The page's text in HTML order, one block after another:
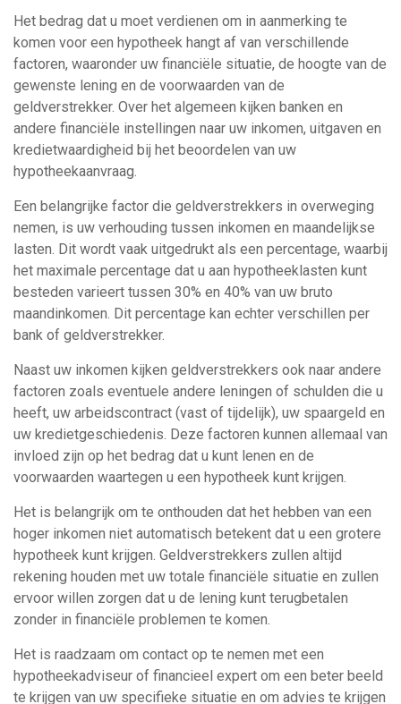
Het bedrag dat u moet verdienen om in aanmerking te
komen voor een hypotheek hangt af van verschillende
factoren, waaronder uw financiële situatie, de hoogte van de
gewenste lening en de voorwaarden van de
geldverstrekker. Over het algemeen kijken banken en
andere financiële instellingen naar uw inkomen, uitgaven en
kredietwaardigheid bij het beoordelen van uw
hypotheekaanvraag.
Een belangrijke factor die geldverstrekkers in overweging
nemen, is uw verhouding tussen inkomen en maandelijkse
lasten. Dit wordt vaak uitgedrukt als een percentage, waarbij
het maximale percentage dat u aan hypotheeklasten kunt
besteden varieert tussen 30% en 40% van uw bruto
maandinkomen. Dit percentage kan echter verschillen per
bank of geldverstrekker.
Naast uw inkomen kijken geldverstrekkers ook naar andere
factoren zoals eventuele andere leningen of schulden die u
heeft, uw arbeidscontract (vast of tijdelijk), uw spaargeld en
uw kredietgeschiedenis. Deze factoren kunnen allemaal van
invloed zijn op het bedrag dat u kunt lenen en de
voorwaarden waartegen u een hypotheek kunt krijgen.
Het is belangrijk om te onthouden dat het hebben van een
hoger inkomen niet automatisch betekent dat u een grotere
hypotheek kunt krijgen. Geldverstrekkers zullen altijd
rekening houden met uw totale financiële situatie en zullen
ervoor willen zorgen dat u de lening kunt terugbetalen
zonder in financiële problemen te komen.
Het is raadzaam om contact op te nemen met een
hypotheekadviseur of financieel expert om een beter beeld
te krijgen van uw specifieke situatie en om advies te krijgen